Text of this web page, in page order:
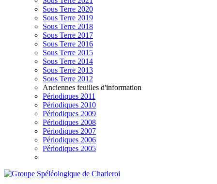
Sous Terre 2020
Sous Terre 2019
Sous Terre 2018
Sous Terre 2017
Sous Terre 2016
Sous Terre 2015
Sous Terre 2014
Sous Terre 2013
Sous Terre 2012
Anciennes feuilles d'information
Périodiques 2011
Périodiques 2010
Périodiques 2009
Périodiques 2008
Périodiques 2007
Périodiques 2006
Périodiques 2005